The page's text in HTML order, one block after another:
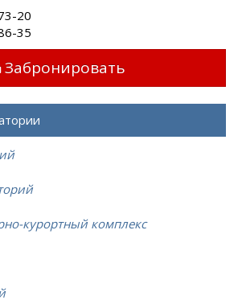
20
35
Забронировать
курортный комплекс